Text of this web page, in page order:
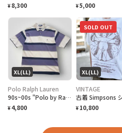
¥ 8,300 ¥5,000
XL(LL)
Polo Ralph Lauren
90s~00s "Polo by Ralph Lauren" S/S Border Polo Shirt ラルフローレン ボーダー ポロシャツ [XL]
¥ 4,800
XL(LL)
SOLD OUT
VINTAGE
¥ 10,800